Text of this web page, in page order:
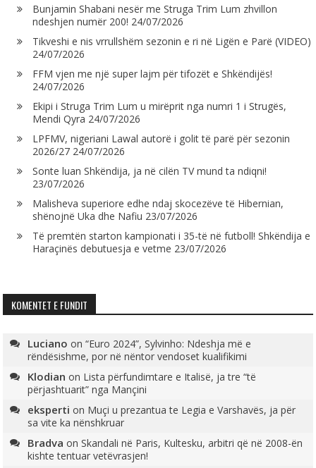
Bunjamin Shabani nesër me Struga Trim Lum zhvillon
ndeshjen numër 200! 24/07/2026
Tikveshi e nis vrrullshëm sezonin e ri në Ligën e Parë (VIDEO)
24/07/2026
FFM vjen me një super lajm për tifozët e Shkëndijës!
24/07/2026
Ekipi i Struga Trim Lum u mirëprit nga numri 1 i Strugës,
Mendi Qyra 24/07/2026
LPFMV, nigeriani Lawal autorë i golit të parë për sezonin
2026/27 24/07/2026
Sonte luan Shkëndija, ja në cilën TV mund ta ndiqni!
23/07/2026
Malisheva superiore edhe ndaj skocezëve të Hibernian,
shënojnë Uka dhe Nafiu 23/07/2026
Të premtën starton kampionati i 35-të në futboll! Shkëndija e
Haraçinës debutuesja e vetme 23/07/2026
KOMENTET E FUNDIT
Luciano on“Euro 2024”, Sylvinho: Ndeshja më e
rëndësishme, por në nëntor vendoset kualifikimi
Klodian on Lista përfundimtare e Italisë, ja tre “të
përjashtuarit” nga Mançini
eksperti on Muçi u prezantua te Legia e Varshavës, ja për
sa vite ka nënshkruar
Bradva onSkandali në Paris, Kultesku, arbitri që në 2008-ën
kishte tentuar vetëvrasjen!